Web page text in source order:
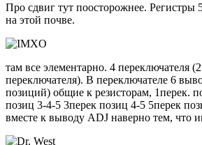
Про сдвиг тут поосторожнее. Регистры
на этой почве.
там все элементарно. 4 переключателя
переключателя). В переключателе 6
позиций) общие к резисторам, 1перек.
позиц 3-4-5 3перек позиц 4-5 5перек
вместе к выводу ADJ наверно тем, что